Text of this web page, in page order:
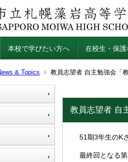
本校で学びたい方へ 在校生・保
& Topics 教員志望者 自主勉強会「
教員志望者 自
51期3年生のK
最終回となる第